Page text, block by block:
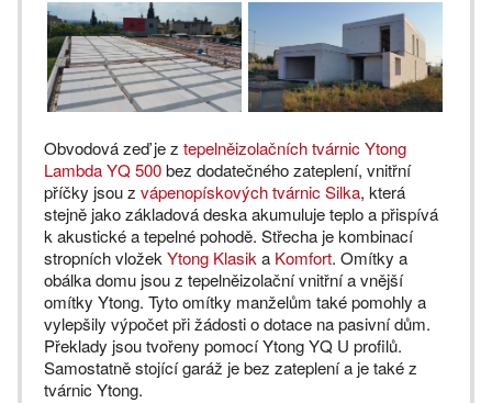
Obvodová zeď je z tepelněizolačních tvárnic Ytong
Lambda YQ 500bez dodatečného zateplení, vnitřní
příčky jsou z vápenopískových tvárnic Silka, která
stejně jako základová deska akumuluje teplo a přispívá
k akustické a tepelné pohodě. Střecha je kombinací
stropních vložek Ytong Klasik a Komfort. Omítky a
obálka domu jsou z tepelněizolační vnitřní a vnější
omítky Ytong. Tyto omítky manželům také pomohly a
vylepšily výpočet při žádosti o dotace na pasivní dům.
Překlady jsou tvořeny pomocí Ytong YQ U profilů.
Samostatně stojící garáž je bez zateplení a je také z
tvárnic Ytong.